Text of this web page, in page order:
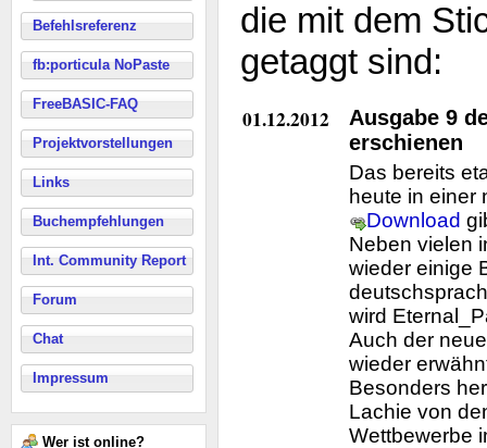
Befehlsreferenz
fb:porticula NoPaste
FreeBASIC-FAQ
Projektvorstellungen
Links
Buchempfehlungen
Int. Community Report
Forum
Chat
Impressum
Wer ist online?
die mit dem
getaggt sind:
01.12.2012
Ausgabe 9
erschienen
Das bereits
heute in einer
Download
Neben vielen
wieder einige
wird
Auch der
wieder
Besonders
Lachie von
Wettbewerbe